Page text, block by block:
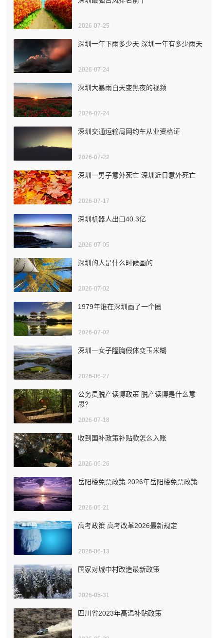
2026-07-25
深圳一年下雨多少天 深圳一年有多少雨天
2026-07-24
深圳大暴雨白天变黑夜的视频
2026-07-24
深圳交通运输局网约车从业资格证
2026-07-22
深圳一男子意外死亡 深圳近日意外死亡
2026-07-17
深圳机器人出口40.3亿
2026-07-05
深圳的人是什么时候画的
2026-07-02
1979年谁在深圳画了一个圈
2026-07-02
深圳一女子隆胸假体变玉米糊
2026-06-27
公务员脱产读博政策 脱产读博是什么意
思?
2026-07-18
收到国补政策补贴款怎么入账
2026-06-26
岳阳楼免票政策 2026年岳阳楼免票政策
2026-06-21
高考政策 高考改革2026最新规定
2026-06-13
国家对城中村改造最新政策
2026-05-31
四川省2023年高温补贴政策